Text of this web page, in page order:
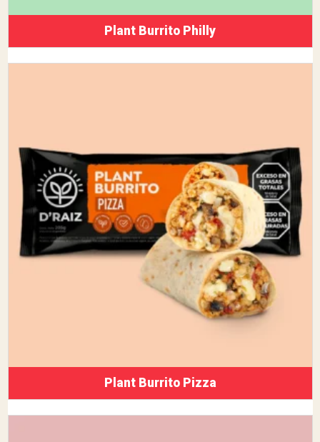
Plant Burrito Philly
Plant Burrito Pizza